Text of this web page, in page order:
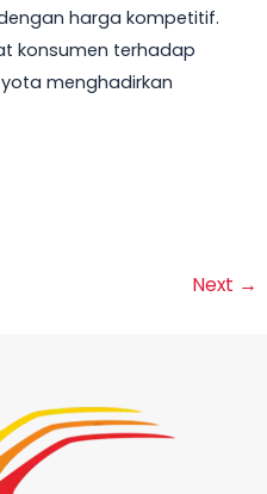
harga kompetitif.
konsumen terhadap
menghadirkan
Next →